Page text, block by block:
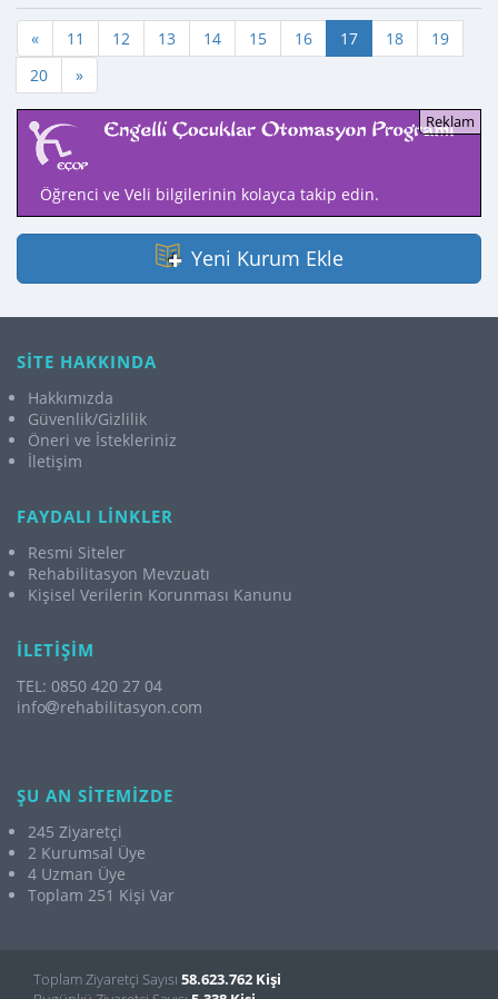
« 11 12 13 14 15 16 17 18
19
20
»
Öğrenci ve Veli bilgilerinin kolayca takip edin.
Yeni Kurum Ekle
SİTE HAKKINDA
Hakkımızda
Güvenlik/Gizlilik
Öneri ve İstekleriniz
İletişim
FAYDALI LİNKLER
Resmi Siteler
Rehabilitasyon Mevzuatı
Kişisel Verilerin Korunması Kanunu
İLETİŞİM
TEL: 0850 420 27 04
info
rehabilitasyon.com
ŞU AN SİTEMİZDE
245 Ziyaretçi
2 Kurumsal Üye
4 Uzman Üye
Toplam 251 Kişi Var
Toplam Ziyaretçi Sayısı 58.623.762 Kişi